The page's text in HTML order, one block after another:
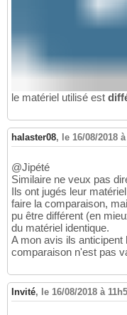
le matériel utilisé est
halaster08, le 16/08/2018
@Jipété
Similaire ne veux pas
Ils ont jugés leur
faire la comparaison,
pu être différent (en
du matériel identique.
A mon avis ils anticipent
comparaison n'est pas
Invité, le 16/08/2018 à